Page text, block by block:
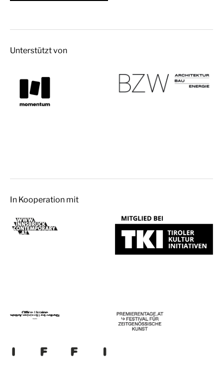
Unterstützt von
In Kooperation mit